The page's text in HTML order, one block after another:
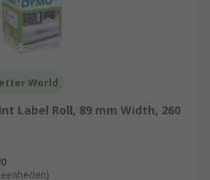
World
Label Roll, 89 mm Width, 260